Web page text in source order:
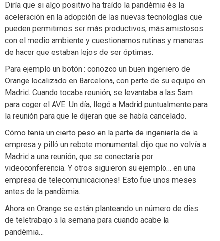
Diría que si algo positivo ha traído la pandèmia és la
aceleración en la adopción de las nuevas tecnologías que
pueden permitirnos ser más productivos, más amistosos
con el medio ambiente y cuestionarnos rutinas y maneras
de hacer que estaban lejos de ser óptimas.
Para ejemplo un botón : conozco un buen ingeniero de
Orange localizado en Barcelona, con parte de su equipo en
Madrid. Cuando tocaba reunión, se levantaba a las 5am
para coger el AVE. Un día, llegó a Madrid puntualmente para
la reunión para que le dijeran que se había cancelado.
Cómo tenia un cierto peso en la parte de ingeniería de la
empresa y pilló un rebote monumental, dijo que no volvía a
Madrid a una reunión, que se conectaria por
videoconferencia. Y otros siguieron su ejemplo… en una
empresa de telecomunicaciones! Esto fue unos meses
antes de la pandèmia.
Ahora en Orange se están planteando un número de dias
de teletrabajo a la semana para cuando acabe la
pandèmia…